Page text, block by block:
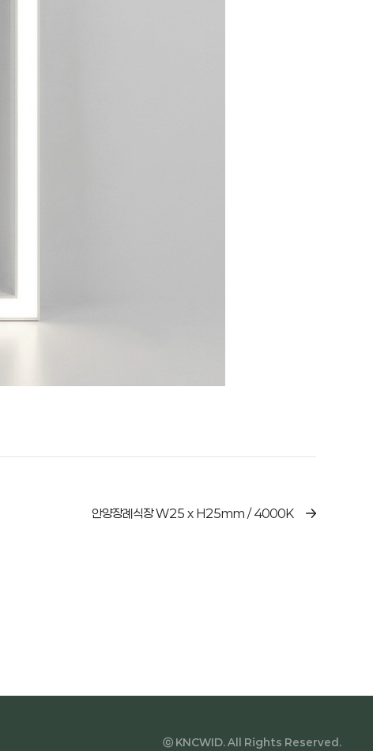
안양장례식장 W25 x H25mm / 4000K
ⓒ KNCWID. All Rights Reserved.